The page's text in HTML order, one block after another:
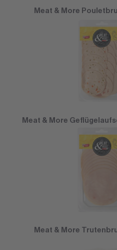
Meat & More
Meat & More
Meat & More